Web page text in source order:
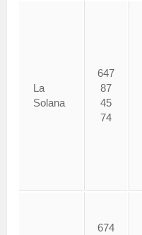
La
Solana
647
87
45
74
674